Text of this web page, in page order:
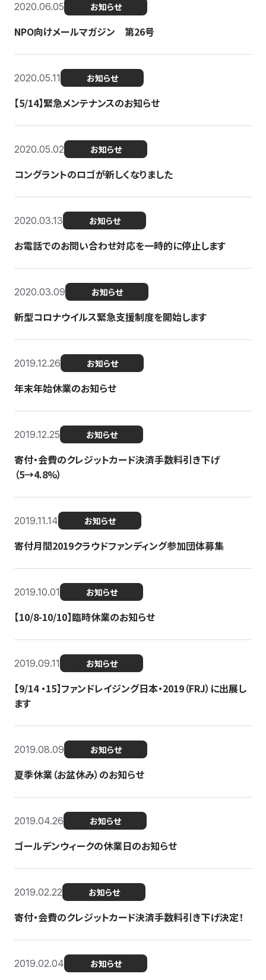
2020.06.05 お知らせ
NPO向けメールマガジン 第26号
2020.05.11 お知らせ
【5/14】緊急メンテナンスのお知らせ
2020.05.02 お知らせ
コングラントのロゴが新しくなりました
2020.03.13 お知らせ
お電話でのお問い合わせ対応を一時的に停止します
2020.03.09 お知らせ
新型コロナウイルス緊急支援制度を開始します
2019.12.26 お知らせ
年末年始休業のお知らせ
2019.12.25 お知らせ
寄付・会費のクレジットカード決済手数料引き下げ
（5→4.8%）
2019.11.14 お知らせ
寄付月間2019クラウドファンディング参加団体募集
2019.10.01 お知らせ
【10/8-10/10】臨時休業のお知らせ
2019.09.11 お知らせ
【9/14 ・15】ファンドレイジング日本・2019（FRJ）に出展し
ます
2019.08.09 お知らせ
夏季休業（お盆休み）のお知らせ
2019.04.26 お知らせ
ゴールデンウィークの休業日のお知らせ
2019.02.22 お知らせ
寄付・会費のクレジットカード決済手数料引き下げ決定！
2019.02.04 お知らせ